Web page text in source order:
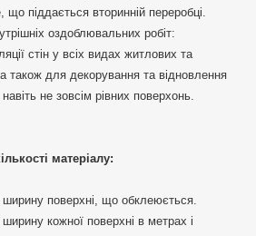
піддається вторинній переробці.
оздоблювальних робіт:
стін у всіх видах житлових та
також для декорування та відновлення
не зовсім рівних поверхонь.
матеріалу:
поверхні, що обклеюється.
кожної поверхні в метрах і